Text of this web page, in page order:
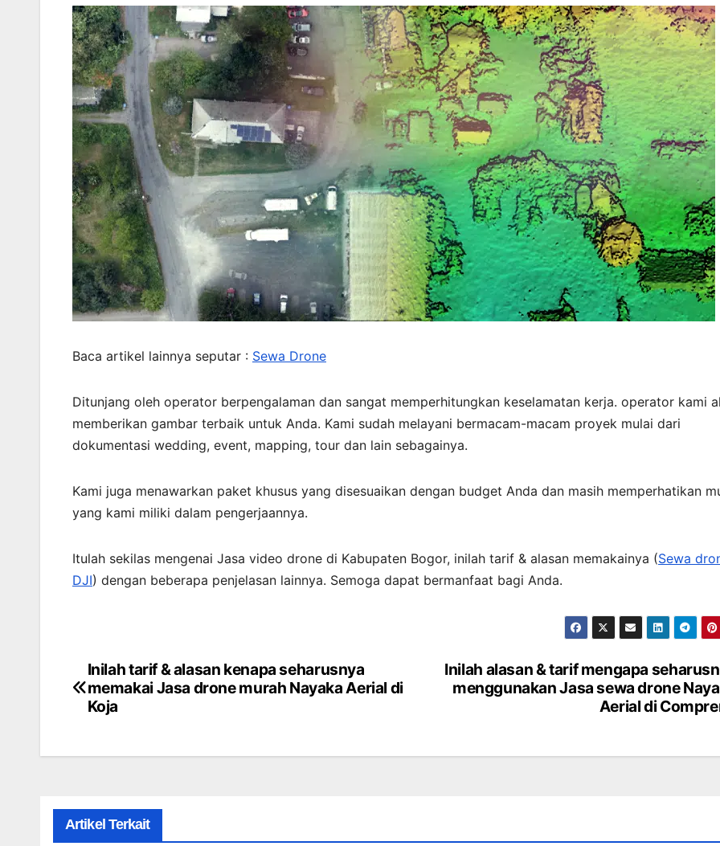
Baca artikel lainnya seputar : Sewa Drone
Ditunjang oleh operator berpengalaman dan sangat memperhitungkan keselamatan kerja. operator kami
memberikan gambar terbaik untuk Anda. Kami sudah melayani bermacam-macam proyek mulai dari
dokumentasi wedding, event, mapping, tour dan lain sebagainya.
Kami juga menawarkan paket khusus yang disesuaikan dengan budget Anda dan masih memperhatikan
yang kami miliki dalam pengerjaannya.
Itulah sekilas mengenai Jasa video drone di Kabupaten Bogor, inilah tarif & alasan memakainya (Sewa
DJI) dengan beberapa penjelasan lainnya. Semoga dapat bermanfaat bagi Anda.
Post
navigation
Inilah alasan & tarif mengapa
menggunakan Jasa sewa drone
Aerial di
Inilah tarif & alasan kenapa seharusnya
memakai Jasa drone murah Nayaka Aerial di
Koja
Artikel Terkait